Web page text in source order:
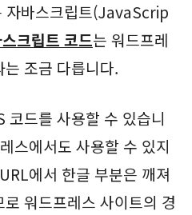
자바스크립트(JavaScrip
크립트 코드는 워드프레
조금 다릅니다.
코드를 사용할 수 있습니
스에서도 사용할 수 있지
에서 한글 부분은 깨져
워드프레스 사이트의 경